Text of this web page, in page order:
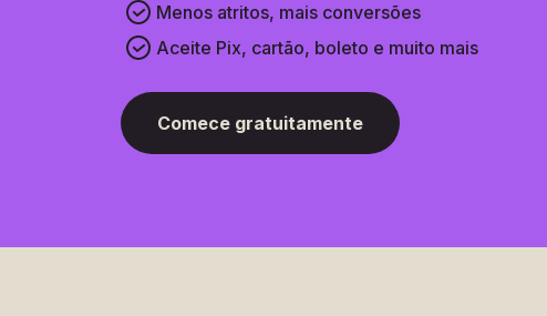
Menos atritos, mais conversões
Aceite Pix, cartão, boleto e muito mais
Comece gratuitamente